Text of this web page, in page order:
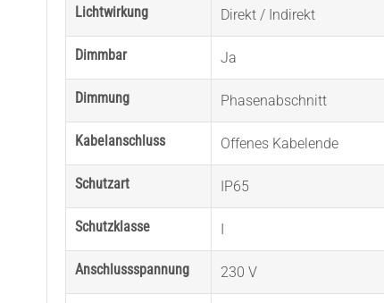
Lichtwirkung Direkt / Indirekt
Dimmbar Ja
Dimmung Phasenabschnitt
Kabelanschluss Offenes Kabelende
Schutzart IP65
Schutzklasse
Anschlussspannung 230 V